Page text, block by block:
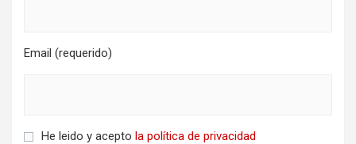
Email (requerido)
He leido y acepto la política de privacidad